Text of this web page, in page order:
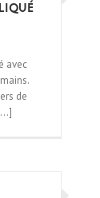
avec
de